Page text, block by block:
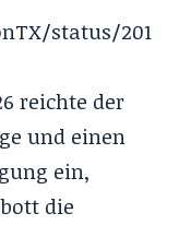
status/201
reichte der
und einen
ein,
die